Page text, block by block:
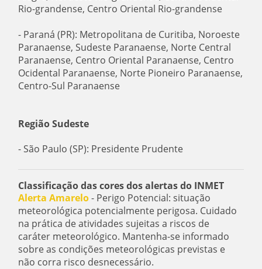
Rio-grandense, Centro Oriental Rio-grandense
- Paraná (PR): Metropolitana de Curitiba, Noroeste
Paranaense, Sudeste Paranaense, Norte Central
Paranaense, Centro Oriental Paranaense, Centro
Ocidental Paranaense, Norte Pioneiro Paranaense,
Centro-Sul Paranaense
Região Sudeste
- São Paulo (SP): Presidente Prudente
Classificação das cores dos alertas do INMET
Alerta Amarelo- Perigo Potencial: situação
meteorológica potencialmente perigosa. Cuidado
na prática de atividades sujeitas a riscos de
caráter meteorológico. Mantenha-se informado
sobre as condições meteorológicas previstas e
não corra risco desnecessário.